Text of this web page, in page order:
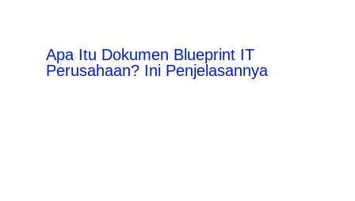
Apa Itu Dokumen Blueprint IT
Perusahaan? Ini Penjelasannya